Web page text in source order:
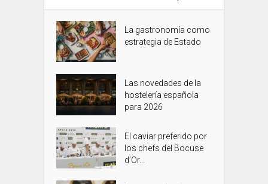
La gastronomía como
estrategia de Estado
Las novedades de la
hostelería española
para 2026
El caviar preferido por
los chefs del Bocuse
d’Or...